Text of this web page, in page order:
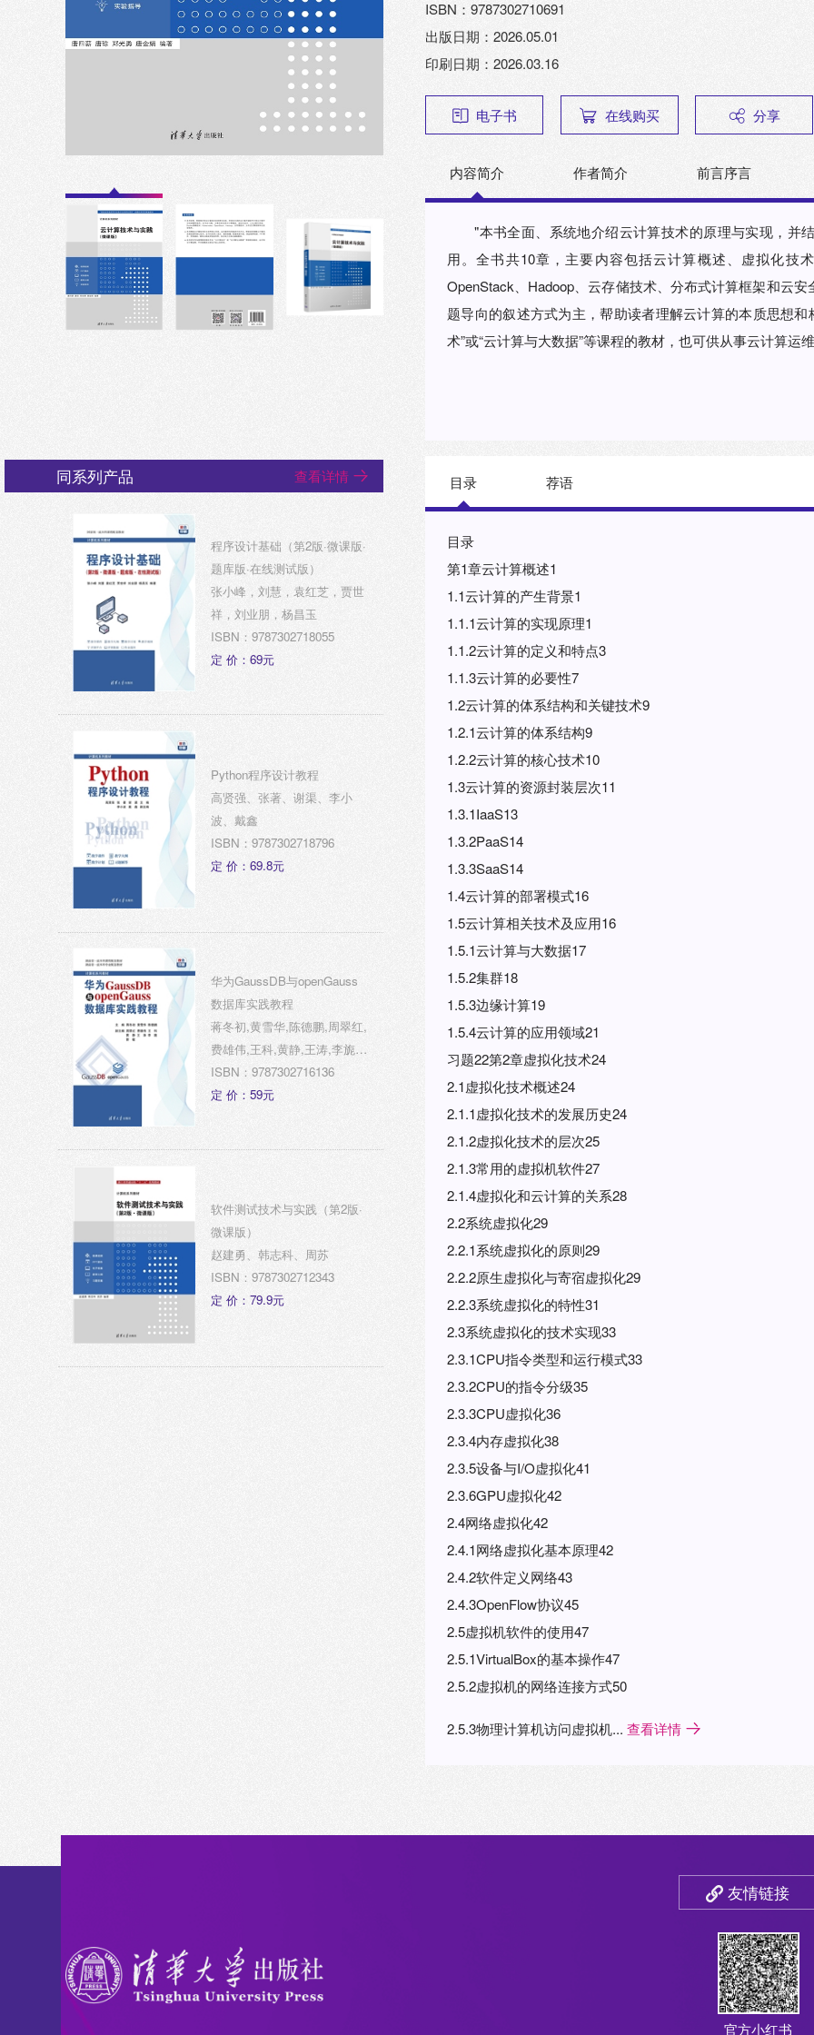
ISBN：9787302710691
出版日期：2026.05.01
印刷日期：2026.03.16
电子书 在线购买 分享
内容简介 作者简介 前言序言
"本书全面、系统地介绍云计算技术的原理与实现，并
用。全书共10章，主要内容包括云计算概述、虚拟化技
OpenStack、Hadoop、云存储技术、分布式计算框架和云
题导向的叙述方式为主，帮助读者理解云计算的本质思想
术”或“云计算与大数据”等课程的教材，也可供从事云计算运
目录 荐语
目录
第1章云计算概述1
1.1云计算的产生背景1
1.1.1云计算的实现原理1
1.1.2云计算的定义和特点3
1.1.3云计算的必要性7
1.2云计算的体系结构和关键技术9
1.2.1云计算的体系结构9
1.2.2云计算的核心技术10
1.3云计算的资源封装层次11
1.3.1IaaS13
1.3.2PaaS14
1.3.3SaaS14
1.4云计算的部署模式16
1.5云计算相关技术及应用16
1.5.1云计算与大数据17
1.5.2集群18
1.5.3边缘计算19
1.5.4云计算的应用领域21
习题22第2章虚拟化技术24
2.1虚拟化技术概述24
2.1.1虚拟化技术的发展历史24
2.1.2虚拟化技术的层次25
2.1.3常用的虚拟机软件27
2.1.4虚拟化和云计算的关系28
2.2系统虚拟化29
2.2.1系统虚拟化的原则29
2.2.2原生虚拟化与寄宿虚拟化29
2.2.3系统虚拟化的特性31
2.3系统虚拟化的技术实现33
2.3.1CPU指令类型和运行模式33
2.3.2CPU的指令分级35
2.3.3CPU虚拟化36
2.3.4内存虚拟化38
2.3.5设备与I/O虚拟化41
2.3.6GPU虚拟化42
2.4网络虚拟化42
2.4.1网络虚拟化基本原理42
2.4.2软件定义网络43
2.4.3OpenFlow协议45
2.5虚拟机软件的使用47
2.5.1VirtualBox的基本操作47
2.5.2虚拟机的网络连接方式50
2.5.3物理计算机访问虚拟机... 查看详情
同系列产品 查看详情
程序设计基础（第2版·微课版·
题库版·在线测试版）
张小峰，刘慧，袁红芝，贾世
祥，刘业朋，杨昌玉
ISBN：9787302718055
定 价：69元
Python程序设计教程
高贤强、张著、谢渠、李小
波、戴鑫
ISBN：9787302718796
定 价：69.8元
华为GaussDB与openGauss
数据库实践教程
蒋冬初,黄雪华,陈德鹏,周翠红,
费雄伟,王科,黄静,王涛,李旎,
曾敏
ISBN：9787302716136
定 价：59元
软件测试技术与实践（第2版·
微课版）
赵建勇、韩志科、周苏
ISBN：9787302712343
定 价：79.9元
友情链接
官方小红书